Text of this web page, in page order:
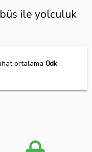
ile yolculuk
ortalama 0dk